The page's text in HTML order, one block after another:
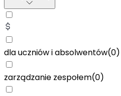
dla uczniów i absolwentów(0)
zarządzanie zespołem(0)